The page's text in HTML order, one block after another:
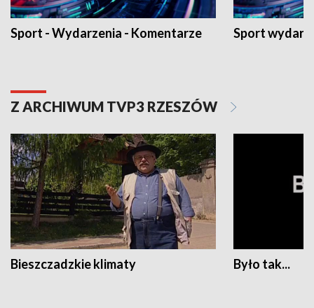
Sport - Wydarzenia - Komentarze Sport
Z ARCHIWUM TVP3 RZESZÓW
Bieszczadzkie klimaty Było tak...